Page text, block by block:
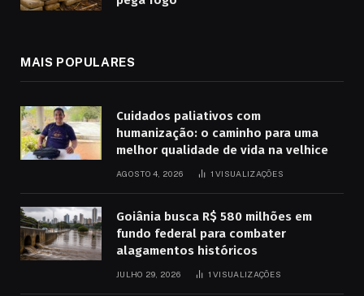
MAIS POPULARES
Cuidados paliativos com
humanização: o caminho para uma
melhor qualidade de vida na velhice
AGOSTO 4, 2026 1VISUALIZAÇÕES
Goiânia busca R$ 580 milhões em
fundo federal para combater
alagamentos históricos
JULHO 29, 2026 1VISUALIZAÇÕES